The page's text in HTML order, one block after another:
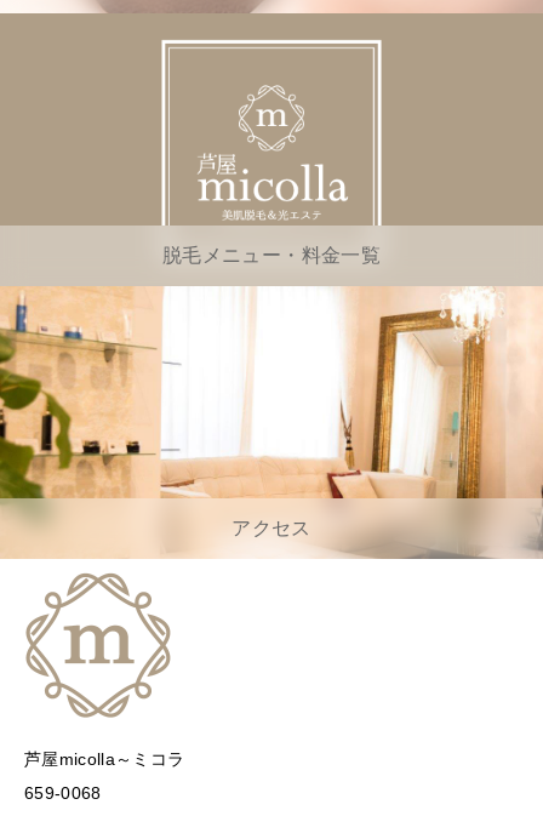
脱毛メニュー・料金一覧
アクセス
芦屋micolla～ミコラ
659-0068